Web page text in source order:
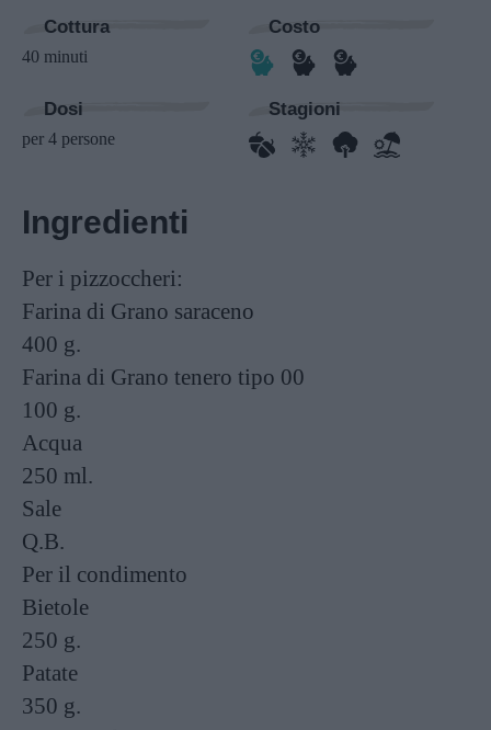
Cottura
40 minuti
Costo
Dosi
per 4 persone
Stagioni
Ingredienti
Per i pizzoccheri:
Farina di Grano saraceno
400 g.
Farina di Grano tenero tipo 00
100 g.
Acqua
250 ml.
Sale
Q.B.
Per il condimento
Bietole
250 g.
Patate
350 g.